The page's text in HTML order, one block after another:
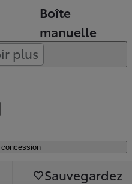
Boîte
manuelle
plus
Sauvegardez